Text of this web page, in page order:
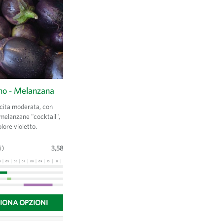
- Melanzana
moderata, con
"cocktail",
violetto.
3,58 €
05 06 07 08 09 10 11
OPZIONI